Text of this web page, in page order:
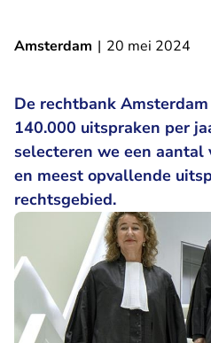
Amsterdam | 20 mei 2024
De rechtbank
140.000 uitspraken per
selecteren we een
en meest opvallende
rechtsgebied.